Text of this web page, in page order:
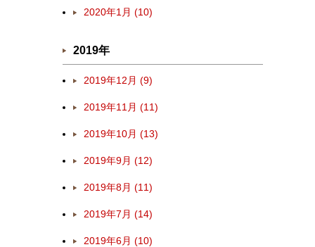
2020年1月 (10)
2019年
2019年12月 (9)
2019年11月 (11)
2019年10月 (13)
2019年9月 (12)
2019年8月 (11)
2019年7月 (14)
2019年6月 (10)